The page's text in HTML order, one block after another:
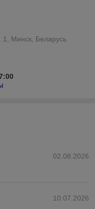
1, Минск, Беларусь
02.08.2026
10.07.2026